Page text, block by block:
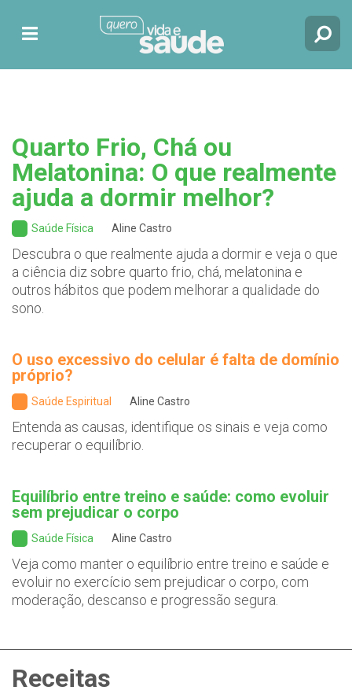
Quarto Frio, Chá ou
Melatonina: O que realmente
ajuda a dormir melhor?
Saúde Física Aline Castro
Descubra o que realmente ajuda a dormir e veja o que
a ciência diz sobre quarto frio, chá, melatonina e
outros hábitos que podem melhorar a qualidade do
sono.
O uso excessivo do celular é falta de domínio
próprio?
Saúde Espiritual Aline Castro
Entenda as causas, identifique os sinais e veja como
recuperar o equilíbrio.
Equilíbrio entre treino e saúde: como evoluir
sem prejudicar o corpo
Saúde Física Aline Castro
Veja como manter o equilíbrio entre treino e saúde e
evoluir no exercício sem prejudicar o corpo, com
moderação, descanso e progressão segura.
Receitas